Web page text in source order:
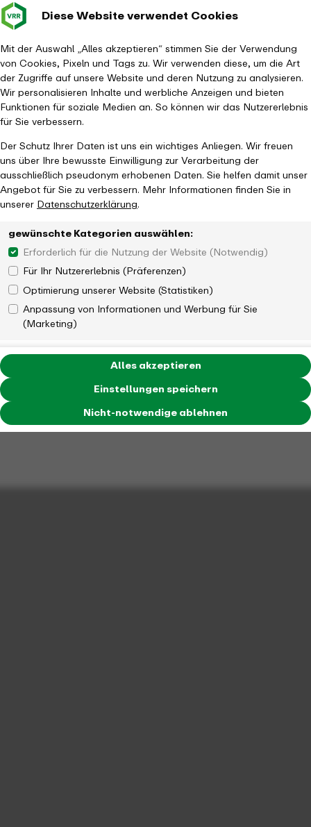
Diese Website verwendet Cookies
Mit der Auswahl „Alles akzeptieren“ stimmen Sie der Verwendung
von Cookies, Pixeln und Tags zu. Wir verwenden diese, um die Art
der Zugriffe auf unsere Website und deren Nutzung zu analysieren.
Wir personalisieren Inhalte und werbliche Anzeigen und bieten
Funktionen für soziale Medien an. So können wir das Nutzererlebnis
für Sie verbessern.
Der Schutz Ihrer Daten ist uns ein wichtiges Anliegen. Wir freuen
uns über Ihre bewusste Einwilligung zur Verarbeitung der
ausschließlich pseudonym erhobenen Daten. Sie helfen damit unser
Angebot für Sie zu verbessern. Mehr Informationen finden Sie in
unsererDatenschutzerklärung.
gewünschte Kategorien auswählen:
Erforderlich für die Nutzung der Website (Notwendig)
Für Ihr Nutzererlebnis (Präferenzen)
Optimierung unserer Website (Statistiken)
Anpassung von Informationen und Werbung für Sie
(Marketing)
Einstellungen speichern
Nicht-notwendige ablehnen
Alles akzeptieren
Verkehrsverbund Baustellen im
Leichte
Startseite Aktuelles
Newsroom
VRR veröffentlicht SPNV-Qualitätsbericht 2020